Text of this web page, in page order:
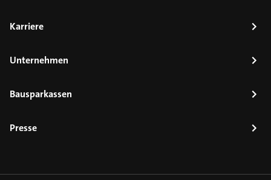
Karriere
Unternehmen
Bausparkassen
Presse